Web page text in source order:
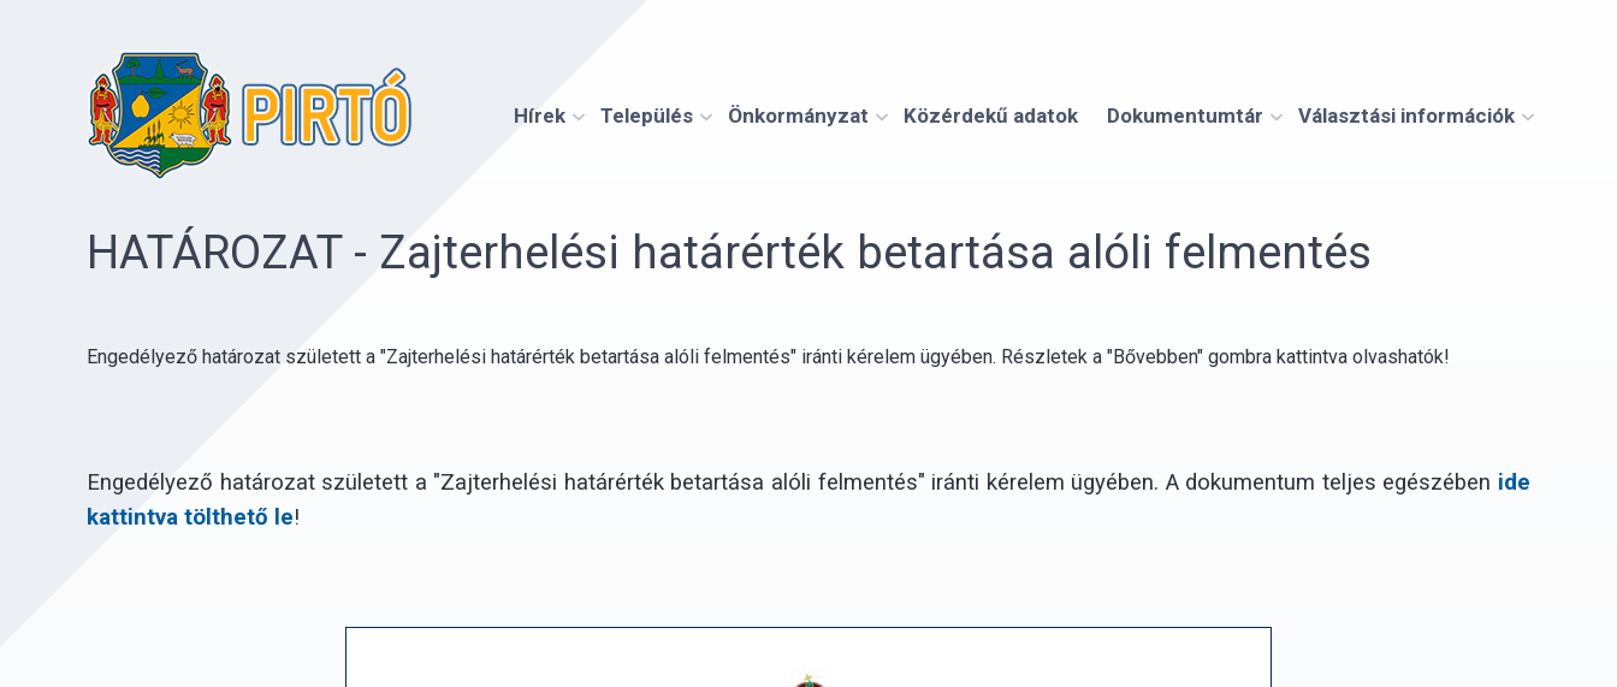
Hírek Település Önkormányzat Közérdekű adatok Dokumentumtár Választási információk
HATÁROZAT - Zajterhelési határérték betartása alóli felmentés
Engedélyező határozat született a "Zajterhelési határérték betartása alóli felmentés" iránti kérelem ügyében. Részletek a "Bővebben" gombra kattintva olvashatók!
Engedélyező határozat született a "Zajterhelési határérték betartása alóli felmentés" iránti kérelem ügyében. A dokumentum teljes egészében ide
kattintva tölthető le!